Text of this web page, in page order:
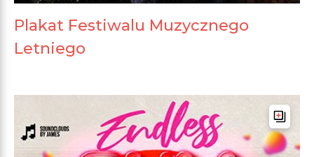
Plakat Festiwalu Muzycznego
Letniego